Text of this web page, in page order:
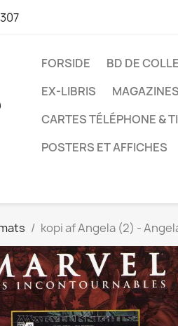
FORSIDE BD DE
EX-LIBRIS
MAGAZINES
CARTES TÉLÉPHONE &
POSTERS ET AFFICHES
kopi af Angela (2) -